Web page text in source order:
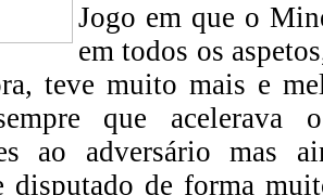
Jogo em que o
em todos os
teve muito mais e
que acelerava
ao adversário mas
disputado de forma